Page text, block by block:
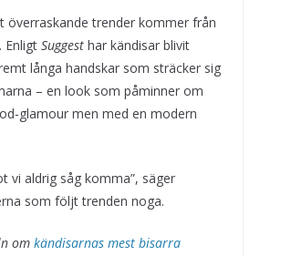
överraskande trender kommer från
Enligt Suggest har kändisar blivit
långa handskar som sträcker sig
– en look som påminner om
glamour men med en modern
vi aldrig såg komma”, säger
som följt trenden noga.
om kändisarnas mest bisarra